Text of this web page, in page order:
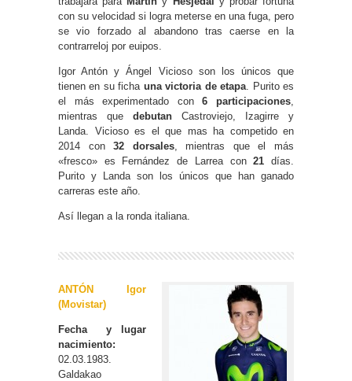
con su velocidad si logra meterse en una fuga, pero
se vio forzado al abandono tras caerse en la
contrarreloj por euipos.
Igor Antón y Ángel Vicioso son los únicos que
tienen en su ficha una victoria de etapa. Purito es
el más experimentado con6 participaciones,
mientras que debutan Castroviejo, Izagirre y
Landa. Vicioso es el que mas ha competido en
2014 con32 dorsales, mientras que el más
«fresco» es Fernández de Larrea con21 días.
Purito y Landa son los únicos que han ganado
carreras este año.
Así llegan a la ronda italiana.
ANTÓN Igor
(Movistar)
Fecha y lugar
nacimiento:
02.03.1983.
Galdakao